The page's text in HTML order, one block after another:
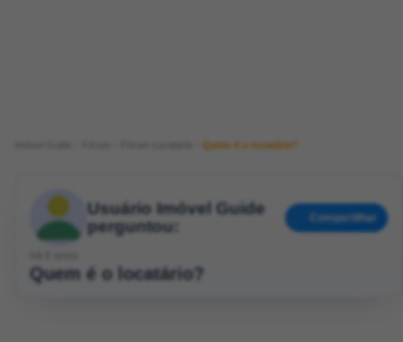
Quem é o locatário?
Usuário Imóvel Guide
perguntou:
Compartilhar
Quem é o locatário?